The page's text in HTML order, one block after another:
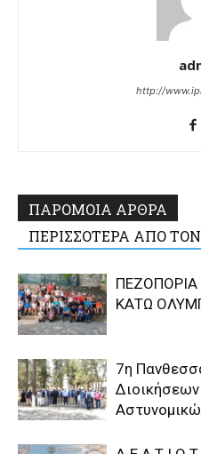
http://
ΠΑΡΟΜΟΙΑ ΑΡΘΡΑ
ΠΕΡΙΣΣΟΤΕΡΑ ΑΠΟ
ΠΕΖΟΠΟΡΙΑ
ΚΑΤΩ
7η